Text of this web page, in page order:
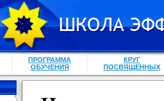
ПРОГРАММА
ОБУЧЕНИЯ
КРУГ
ПОСВЯЩЕННЫХ